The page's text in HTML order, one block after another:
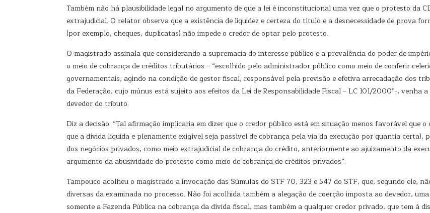
Também não há plausibilidade legal no argumento de que a lei é inconstitucional uma vez que o protesto da
extrajudicial. O relator observa que a existência de liquidez e certeza do título e a desnecessidade de prova
(por exemplo, cheques, duplicatas) não impede o credor de optar pelo protesto.
O magistrado assinala que considerando a supremacia do interesse público e a prevalência do poder de
o meio de cobrança de créditos tributários – “escolhido pelo administrador público como meio de conferir
governamentais, agindo na condição de gestor fiscal, responsável pela previsão e efetiva arrecadação dos
da Federação, cujo múnus está sujeito aos efeitos da Lei de Responsabilidade Fiscal – LC 101/2000”-,
devedor do tributo.
Diz a decisão: “Tal afirmação implicaria em dizer que o credor público está em situação menos favorável
que a dívida líquida e plenamente exigível seja passível de cobrança pela via da execução por quantia
dos negócios privados, como meio extrajudicial de cobrança do crédito, anteriormente ao ajuizamento da
argumento da abusividade do protesto como meio de cobrança de créditos privados”.
Tampouco acolheu o magistrado a invocação das Súmulas do STF 70, 323 e 547 do STF, que, segundo ele,
diversas da examinada no processo. Não foi acolhida também a alegação de coerção imposta ao devedor,
somente a Fazenda Pública na cobrança da dívida fiscal, mas também a qualquer credor privado, que tem à